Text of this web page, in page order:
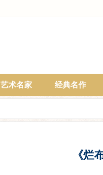
艺术名家 经典名作
《烂